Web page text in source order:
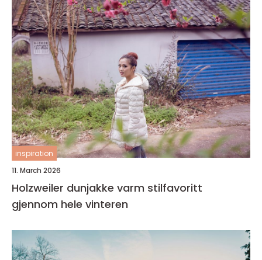
inspiration
11. March 2026
Holzweiler dunjakke varm stilfavoritt
gjennom hele vinteren